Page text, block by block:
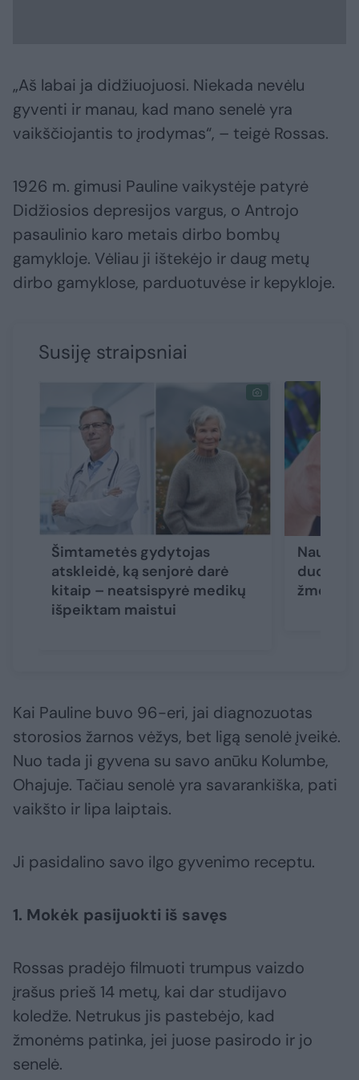
„Aš labai ja didžiuojuosi. Niekada nevėlu
gyventi ir manau, kad mano senelė yra
vaikščiojantis to įrodymas“, – teigė Rossas.
1926 m. gimusi Pauline vaikystėje patyrė
Didžiosios depresijos vargus, o Antrojo
pasaulinio karo metais dirbo bombų
gamykloje. Vėliau ji ištekėjo ir daug metų
dirbo gamyklose, parduotuvėse ir kepykloje.
Susiję straipsniai
Šimtametės gydytojas
atskleidė, ką senjorė darė
kitaip – neatsispyrė medikų
išpeiktam maistui
Naujas
Kai Pauline buvo 96-eri, jai diagnozuotas
storosios žarnos vėžys, bet ligą senolė įveikė.
Nuo tada ji gyvena su savo anūku Kolumbe,
Ohajuje. Tačiau senolė yra savarankiška, pati
vaikšto ir lipa laiptais.
Ji pasidalino savo ilgo gyvenimo receptu.
1. Mokėk pasijuokti iš savęs
Rossas pradėjo filmuoti trumpus vaizdo
įrašus prieš 14 metų, kai dar studijavo
koledže. Netrukus jis pastebėjo, kad
žmonėms patinka, jei juose pasirodo ir jo
senelė.